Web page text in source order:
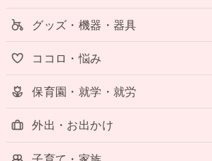
グッズ・機器・器具
ココロ・悩み
保育園・就学・就労
外出・お出かけ